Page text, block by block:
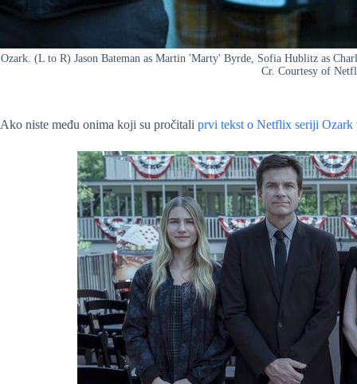
Ozark. (L to R) Jason Bateman as Martin 'Marty' Byrde, Sofia Hublitz as
Cr. Courtesy of
Ako niste među onima koji su pročitali prvi tekst o Netflix seriji Ozark